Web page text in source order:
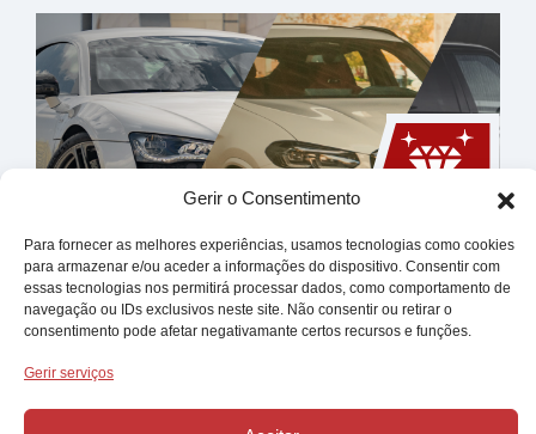
Gerir o Consentimento
Para fornecer as melhores experiências, usamos tecnologias como cookies
para armazenar e/ou aceder a informações do dispositivo. Consentir com
essas tecnologias nos permitirá processar dados, como comportamento de
navegação ou IDs exclusivos neste site. Não consentir ou retirar o
consentimento pode afetar negativamante certos recursos e funções.
Gerir serviços
Três Gamas, Um Só
Compromisso
viver a mesma promessa com qualidade Auto Hub